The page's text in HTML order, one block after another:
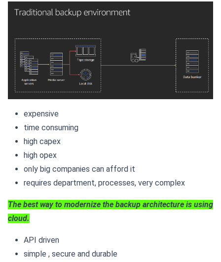
expensive
time consuming
high capex
high opex
only big companies can afford it
requires department, processes, very complex
The best way to modernize the backup architecture is using
cloud.
API driven
simple , secure and durable